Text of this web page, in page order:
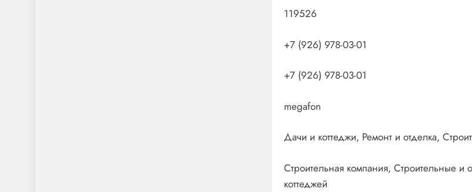
119526
+7 (926) 978-03-01
+7 (926) 978-03-01
megafon
Дачи и коттеджи, Ремонт и отделка,
Строительная компания, Строительные и
коттеджей